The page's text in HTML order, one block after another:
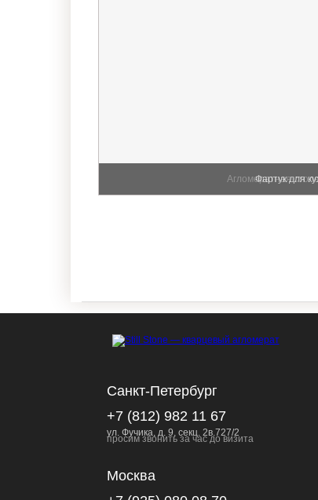
Фартук для
Агломератная
просим звонить за час до визита
Санкт-Петербург
+7 (812) 982 11 67
ул. Фучика, д. 9, секц. 2в.727/2
Москва